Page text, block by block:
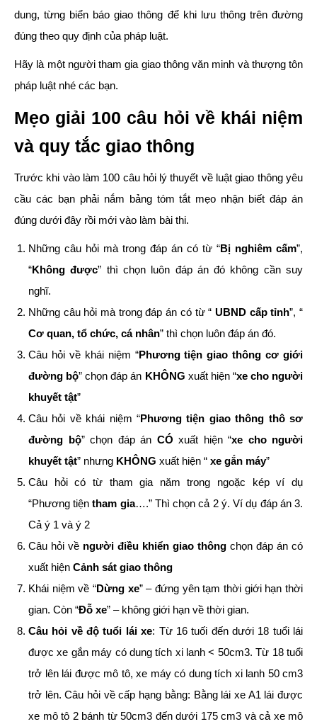
dung, từng biển báo giao thông để khi lưu thông trên đường
đúng theo quy định của pháp luật.
Hãy là một người tham gia giao thông văn minh và thượng tôn
pháp luật nhé các bạn.
Mẹo giải 100 câu hỏi về khái niệm
và quy tắc giao thông
Trước khi vào làm 100 câu hỏi lý thuyết về luật giao thông yêu
cầu các bạn phải nắm bảng tóm tắt mẹo nhận biết đáp án
đúng dưới đây rồi mới vào làm bài thi.
Những câu hỏi mà trong đáp án có từ “Bị nghiêm cấm”,
“Không được” thì chọn luôn đáp án đó không cần suy
nghĩ.
Những câu hỏi mà trong đáp án có từ “ UBND cấp tỉnh”, “
Cơ quan, tổ chức, cá nhân” thì chọn luôn đáp án đó.
Câu hỏi về khái niệm “Phương tiện giao thông cơ giới
đường bộ” chọn đáp án KHÔNG xuất hiện “xe cho người
khuyết tật”
Câu hỏi về khái niệm “Phương tiện giao thông thô sơ
đường bộ” chọn đáp án CÓ xuất hiện “xe cho người
khuyết tật” nhưng KHÔNG xuất hiện “ xe gắn máy”
Câu hỏi có từ tham gia năm trong ngoặc kép ví dụ
“Phương tiệntham gia….” Thì chọn cả 2 ý. Ví dụ đáp án 3.
Cả ý 1 và ý 2
Câu hỏi về người điều khiển giao thông chọn đáp án có
xuất hiện Cảnh sát giao thông
Khái niệm về “Dừng xe” – đứng yên tạm thời giới hạn thời
gian. Còn “Đỗ xe” – không giới hạn về thời gian.
Câu hỏi về độ tuổi lái xe: Từ 16 tuối đến dưới 18 tuổi lái
được xe gắn máy có dung tích xi lanh < 50cm3. Từ 18 tuổi
trở lên lái được mô tô, xe máy có dung tích xi lanh 50 cm3
trở lên. Câu hỏi về cấp hạng bằng: Bằng lái xe A1 lái được
xe mô tô 2 bánh từ 50cm3 đến dưới 175 cm3 và cả xe mô